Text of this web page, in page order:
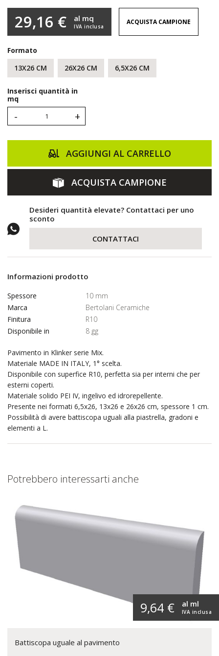
29,16 € IVA inclusa
al mq ACQUISTA CAMPIONE
Formato
13X26 CM
26X26 CM 6,5X26 CM
Inserisci quantità in
mq
- +
AGGIUNGI AL CARRELLO
ACQUISTA CAMPIONE
Desideri quantità elevate? Contattaci per uno
sconto
CONTATTACI
Informazioni prodotto
Spessore
10 mm
Marca
Bertolani Ceramiche
Finitura
R10
Disponibile in
8 gg
Pavimento in Klinker serie Mix.
Materiale MADE IN ITALY, 1° scelta.
Disponibile con superfice R10, perfetta sia per interni che per
esterni coperti.
Materiale solido PEI IV, ingelivo ed idrorepellente.
Presente nei formati 6,5x26, 13x26 e 26x26 cm, spessore 1 cm.
Possibilità di avere battiscopa uguali alla piastrella, gradoni e
elementi a L.
Potrebbero interessarti anche
9,64 € IVA inclusa
al ml
Battiscopa uguale al pavimento